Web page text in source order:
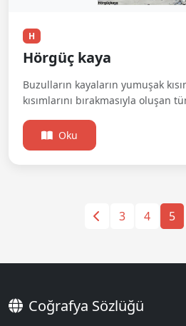
H
Hörgüç kaya
Buzulların kayaların yumuşak
kısımlarını bırakmasıyla oluşan
Oku
3 4 5
Coğrafya Sözlüğü